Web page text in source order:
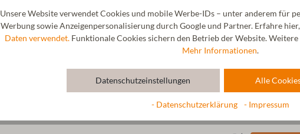
Unsere Website verwendet Cookies und mobile Werbe-IDs – unter anderem für
Werbung sowie Anzeigenpersonalisierung durch Google und Partner. Erfahre
Daten verwendet. Funktionale Cookies sichern den Betrieb der Website.
Mehr Informationen.
Datenschutzeinstellungen Alle
- Datenschutzerklärung - Impressum